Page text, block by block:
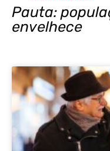
Pauta:
envelhece